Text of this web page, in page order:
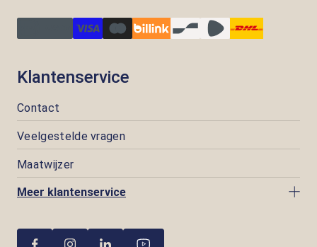
Klantenservice
Contact
Veelgestelde vragen
Maatwijzer
Meer klantenservice